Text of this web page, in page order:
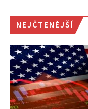
NEJČTENĚJŠÍ